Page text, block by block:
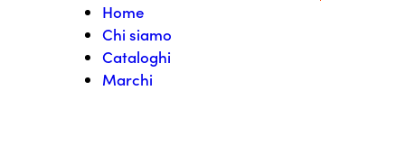
Home
Chi siamo
Cataloghi
Marchi